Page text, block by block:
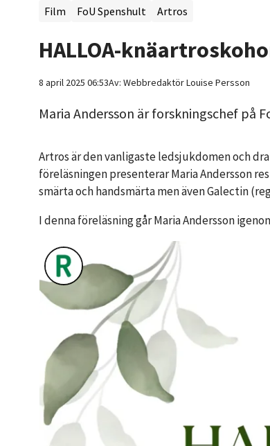
Film FoU Spenshult Artros
HALLOA-
8 april 2025 06:53Av: WebbredaktörLouise Persson
Maria Andersson är forskningschef på
Artros är den vanligaste ledsjukdomen och
föreläsningen presenterar Maria Andersson
smärta och handsmärta men även Galectin
I denna föreläsning går Maria Andersson